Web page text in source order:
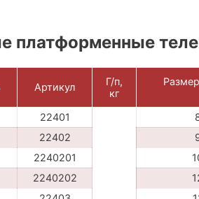
платформенные
Артикул
Г/п,
кг
22401
22402
2240201
2240202